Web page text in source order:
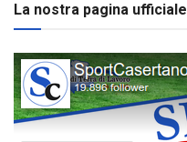
La nostra pagina ufficiale